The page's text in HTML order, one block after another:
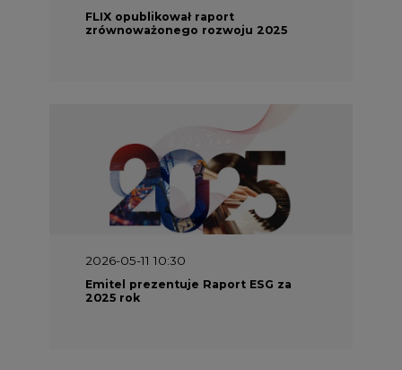
FLIX opublikował raport
zrównoważonego rozwoju 2025
2026-05-11 10:30
Emitel prezentuje Raport ESG za
2025 rok